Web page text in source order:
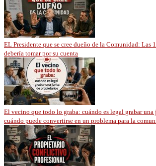
EL Presidente que se cree dueño de la Comunidad: Las
debería tomar por su cuenta
El vecino que todo lo graba: cuándo es legal grabar
cuándo puede convertirse en un problema para la